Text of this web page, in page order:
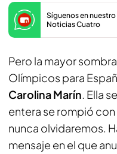
Síguenos en
Noticias Cuatro
Pero la mayor
Olímpicos para
Carolina Marín. Ella
entera se rompió con
nunca olvidaremos.
mensaje en el que